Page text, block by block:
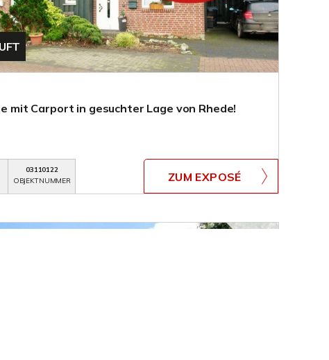
mit Carport in gesuchter Lage von Rhede!
03110122
OBJEKTNUMMER
ZUM EXPOSÉ